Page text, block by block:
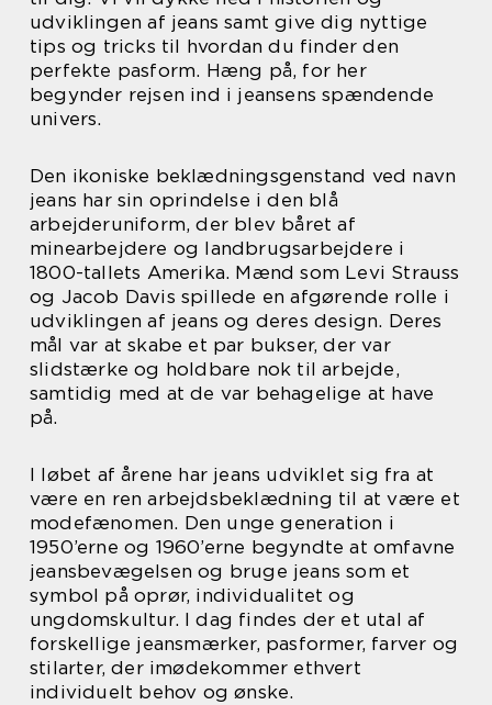
udviklingen af jeans samt give dig nyttige
tips og tricks til hvordan du finder den
perfekte pasform. Hæng på, for her
begynder rejsen ind i jeansens spændende
univers.
Den ikoniske beklædningsgenstand ved navn
jeans har sin oprindelse i den blå
arbejderuniform, der blev båret af
minearbejdere og landbrugsarbejdere i
1800-tallets Amerika. Mænd som Levi Strauss
og Jacob Davis spillede en afgørende rolle i
udviklingen af jeans og deres design. Deres
mål var at skabe et par bukser, der var
slidstærke og holdbare nok til arbejde,
samtidig med at de var behagelige at have
på.
I løbet af årene har jeans udviklet sig fra at
være en ren arbejdsbeklædning til at være et
modefænomen. Den unge generation i
1950’erne og 1960’erne begyndte at omfavne
jeansbevægelsen og bruge jeans som et
symbol på oprør, individualitet og
ungdomskultur. I dag findes der et utal af
forskellige jeansmærker, pasformer, farver og
stilarter, der imødekommer ethvert
individuelt behov og ønske.